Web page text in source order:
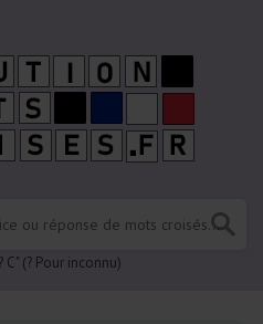
(? Pour inconnu)